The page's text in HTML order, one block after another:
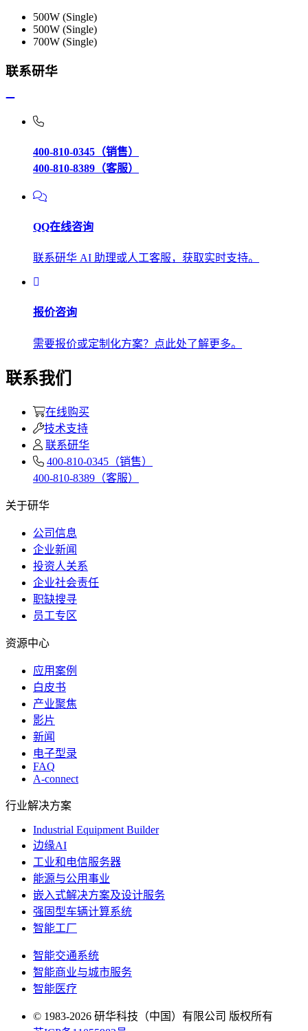
500W (Single)
500W (Single)
700W (Single)
联系研华
400-810-0345（销售）
400-810-8389（客服）
QQ在线咨询
联系研华 AI 助理或人工客服，获取实时支持。
报价咨询
需要报价或定制化方案？点此处了解更多。
联系我们
在线购买
技术支持
联系研华
400-810-0345（销售）
400-810-8389（客服）
关于研华
公司信息
企业新闻
投资人关系
企业社会责任
职缺搜寻
员工专区
资源中心
应用案例
白皮书
产业聚焦
影片
新闻
电子型录
FAQ
A-connect
行业解决方案
Industrial Equipment Builder
边缘AI
工业和电信服务器
能源与公用事业
嵌入式解决方案及设计服务
强固型车辆计算系统
智能工厂
智能交通系统
智能商业与城市服务
智能医疗
© 1983-2026 研华科技（中国）有限公司 版权所有